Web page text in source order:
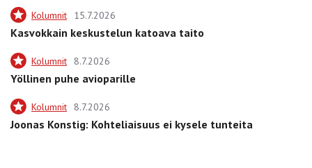
Kolumnit 15.7.2026
Kasvokkain keskustelun katoava taito
Kolumnit 8.7.2026
Yöllinen puhe avioparille
Kolumnit 8.7.2026
Joonas Konstig: Kohteliaisuus ei kysele tunteita